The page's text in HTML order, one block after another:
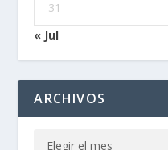
31
« Jul
ARCHIVOS